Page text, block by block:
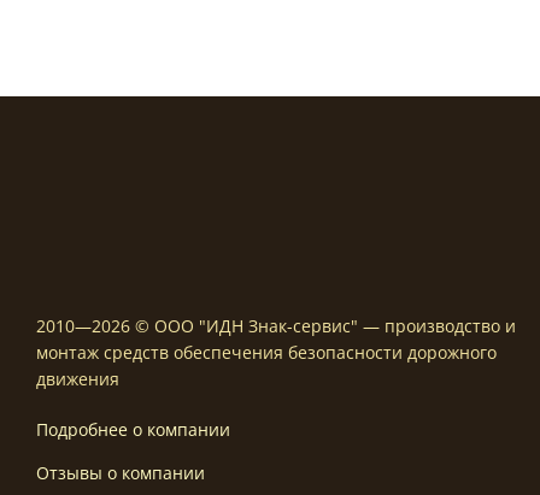
2010—2026 © ООО "ИДН Знак-сервис" — производство и
монтаж средств обеспечения безопасности дорожного
движения
Подробнее о компании
Отзывы о компании